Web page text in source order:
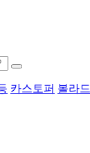
카스토퍼 볼라드